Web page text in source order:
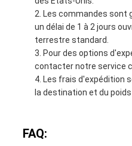
Les commandes sont
un délai de 1 à 2 jours
terrestre standard.
Pour des options
contacter notre service
Les frais d'expédition
la destination et du
FAQ: